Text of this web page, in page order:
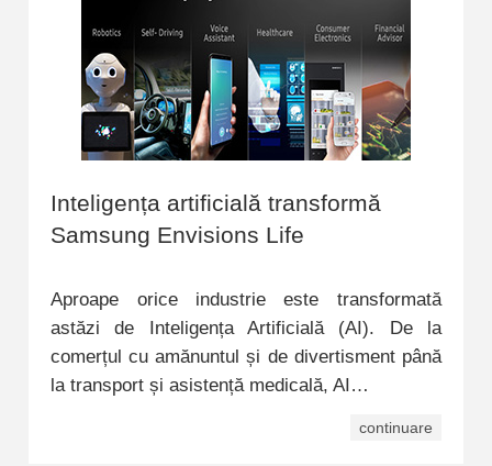
Inteligența artificială transformă
Samsung Envisions Life
Aproape orice industrie este transformată
astăzi de Inteligența Artificială (AI). De la
comerțul cu amănuntul și de divertisment până
la transport și asistență medicală, AI…
continuare